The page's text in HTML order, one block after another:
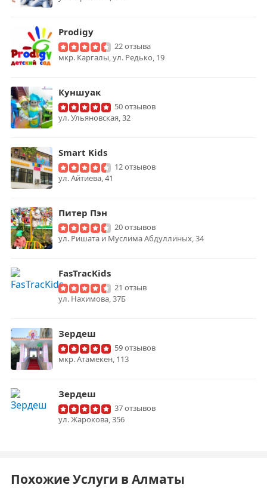
Prodigy
22 отзыва
мкр. Каргалы, ул. Редько, 19
Куншуак
50 отзывов
ул. Ульяновская, 32
Smart Kids
12 отзывов
ул. Айтиева, 41
Питер Пэн
20 отзывов
ул. Ришата и Муслима Абдуллиных, 34
FasTracKids
21 отзыв
ул. Нахимова, 37Б
Зердеш
59 отзывов
​мкр. Атамекен, 113
Зердеш
37 отзывов
ул. Жарокова, 356
Похожие Услуги в Алматы